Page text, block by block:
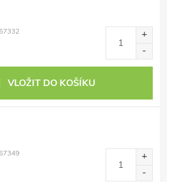
VLOŽIT DO KOŠÍKU